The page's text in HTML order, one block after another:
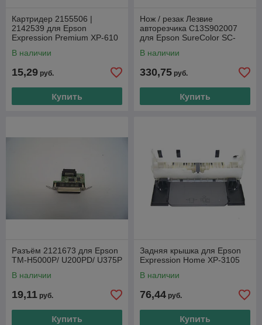
Картридер 2155506 |
2142539 для Epson
Expression Premium XP-610
В наличии
15,29 руб.
Купить
Нож / резак Лезвие
авторезчика C13S902007
для Epson SureColor SC-
В наличии
330,75 руб.
Купить
Разъём 2121673 для Epson
TM-H5000P/ U200PD/ U375P
В наличии
19,11 руб.
Купить
Задняя крышка для Epson
Expression Home XP-3105
В наличии
76,44 руб.
Купить